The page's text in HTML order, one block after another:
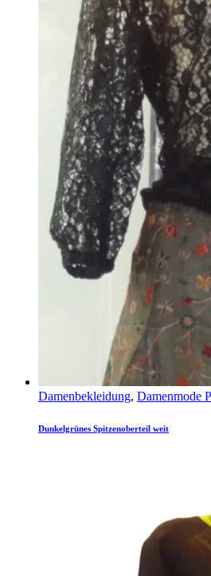
Damenbekleidung, Damenmode
Dunkelgrünes Spitzenoberteil weit